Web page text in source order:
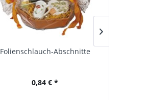
Folienschlauch-Abschnitte
0,84 € *